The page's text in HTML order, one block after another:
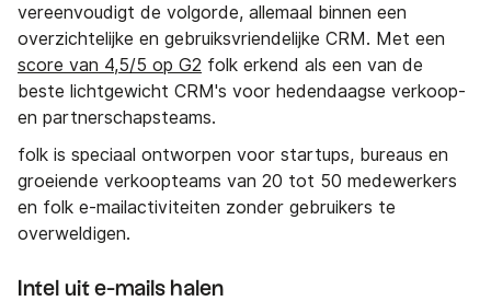
vereenvoudigt de volgorde, allemaal binnen een
overzichtelijke en gebruiksvriendelijke CRM. Met een
score van 4,5/5 op G2 folk erkend als een van de
beste lichtgewicht CRM's voor hedendaagse verkoop-
en partnerschapsteams.
folk is speciaal ontworpen voor startups, bureaus en
groeiende verkoopteams van 20 tot 50 medewerkers
en folk e-mailactiviteiten zonder gebruikers te
overweldigen.
Intel uit e-mails halen